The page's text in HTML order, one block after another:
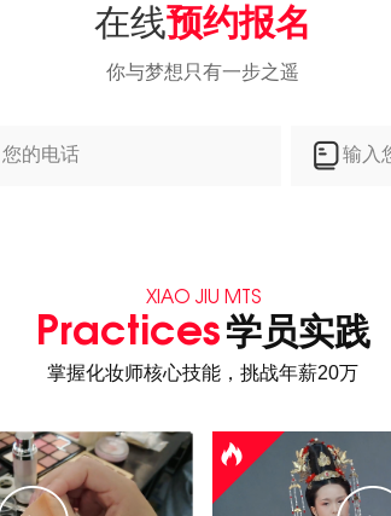
在线预约报名
你与梦想只有一步之遥
XIAO JIU MTS
Practices学员实践
掌握化妆师核心技能，挑战年薪20万